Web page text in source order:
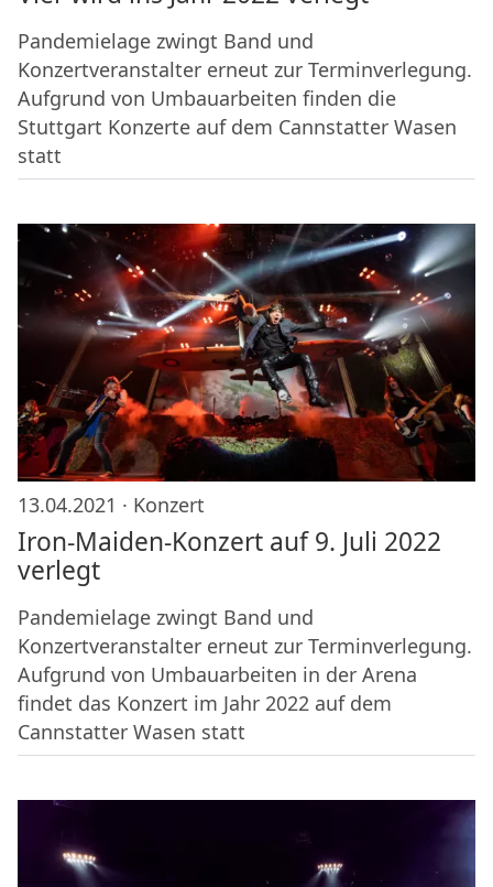
Pandemielage zwingt Band und
Konzertveranstalter erneut zur Terminverlegung.
Aufgrund von Umbauarbeiten finden die
Stuttgart Konzerte auf dem Cannstatter Wasen
statt
13.04.2021 · Konzert
Iron-Maiden-Konzert auf 9. Juli 2022
verlegt
Pandemielage zwingt Band und
Konzertveranstalter erneut zur Terminverlegung.
Aufgrund von Umbauarbeiten in der Arena
findet das Konzert im Jahr 2022 auf dem
Cannstatter Wasen statt